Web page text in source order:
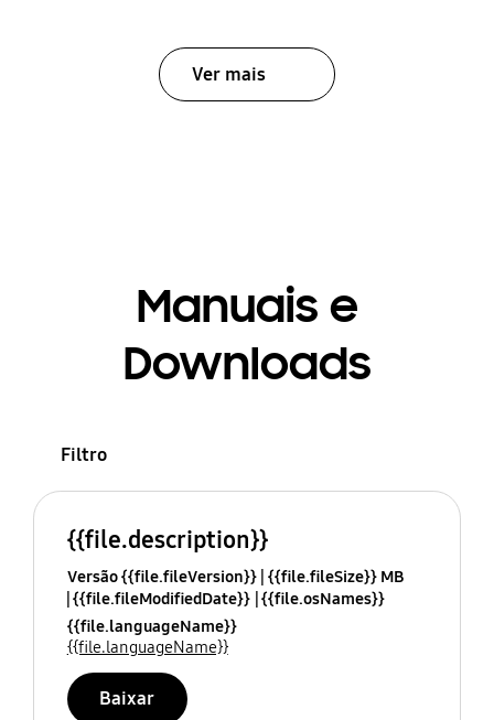
Ver mais
Manuais e
Downloads
Filtro
{{file.description}}
Versão {{file.fileVersion}} {{file.fileSize}} MB
{{file.fileModifiedDate}} {{file.osNames}}
{{file.languageName}}
{{file.languageName}}
Baixar